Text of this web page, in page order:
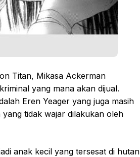
Titan, Mikasa Ackerman
yang mana akan dijual.
Eren Yeager yang juga masih
tidak wajar dilakukan oleh
anak kecil yang tersesat di hutan